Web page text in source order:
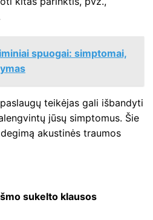
spuogai: simptomai,
teikėjas gali išbandyti
jūsų simptomus. Šie
akustinės traumos
sukelto klausos